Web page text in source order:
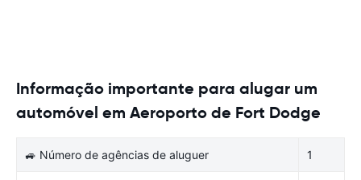
Informação importante para alugar um
automóvel em Aeroporto de Fort Dodge
🚙 Número de agências de aluguer 1